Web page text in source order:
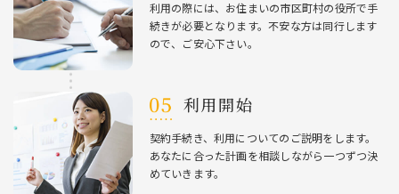
利⽤の際には、お住まいの市区町村の役所で⼿
続きが必要となります。不安な⽅は同⾏します
ので、ご安⼼下さい。
利⽤開始
契約⼿続き、利⽤についてのご説明をします。
あなたに合った計画を相談しながら⼀つずつ決
めていきます。